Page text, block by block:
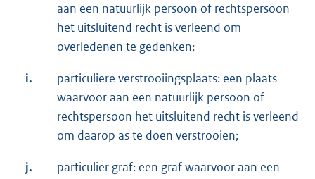
aan een natuurlijk persoon of rechtspersoon
het uitsluitend recht is verleend om
overledenen te gedenken;
i.
particuliere verstrooiingsplaats: een plaats
waarvoor aan een natuurlijk persoon of
rechtspersoon het uitsluitend recht is verleend
om daarop as te doen verstrooien;
j.
particulier graf: een graf waarvoor aan een